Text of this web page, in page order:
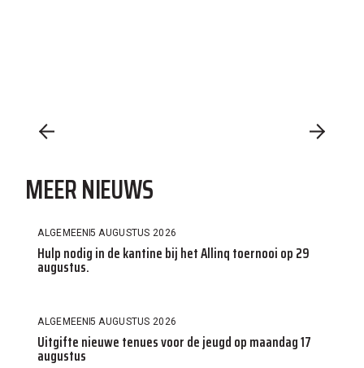
MEER NIEUWS
ALGEMEEN5 AUGUSTUS 2026
Hulp nodig in de kantine bij het Allinq toernooi op 29
augustus.
ALGEMEEN5 AUGUSTUS 2026
Uitgifte nieuwe tenues voor de jeugd op maandag 17
augustus